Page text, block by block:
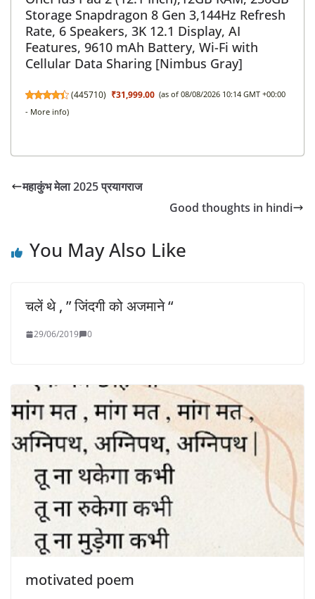
Storage Snapdragon 8 Gen 3,144Hz Refresh
Rate, 6 Speakers, 3K 12.1 Display, AI
Features, 9610 mAh Battery, Wi-Fi with
Cellular Data Sharing [Nimbus Gray]
(445710) ₹31,999.00 (as of 08/08/2026 10:14 GMT +00:00
- More info)
महाकुंभ मेला 2025 प्रयागराज
Good thoughts in hindi
You May Also Like
चलें थे , ” जिंदगी को अजमाने “
29/06/2019 0
motivated poem